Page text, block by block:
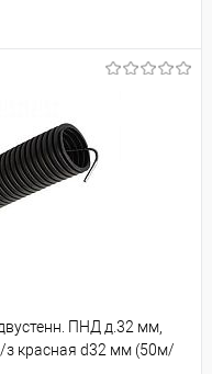
Сравнение
В наличии
ПНД д.32 мм,
з красная d32 мм (50м/